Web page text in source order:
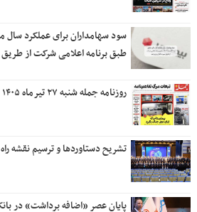
طبق برنامه اعلامی شرکت از
روزنامه جمله شنبه ۲۷ تیرماه ۱۴۰۵
تشریح دستاوردها و ترسیم نقشه
پایان عصر «اضافه برداشت» در